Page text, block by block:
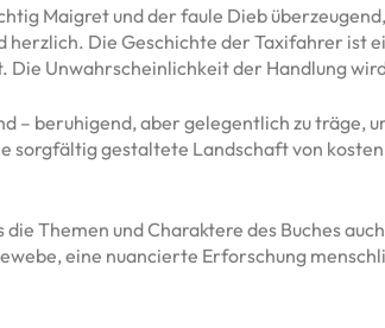
Maigret und der faule Dieb
herzlich. Die Geschichte der Taxifahrer ist
Unwahrscheinlichkeit der Handlung
– beruhigend, aber gelegentlich zu träge,
sorgfältig gestaltete Landschaft von
Themen und Charaktere des Buches
eine nuancierte Erforschung